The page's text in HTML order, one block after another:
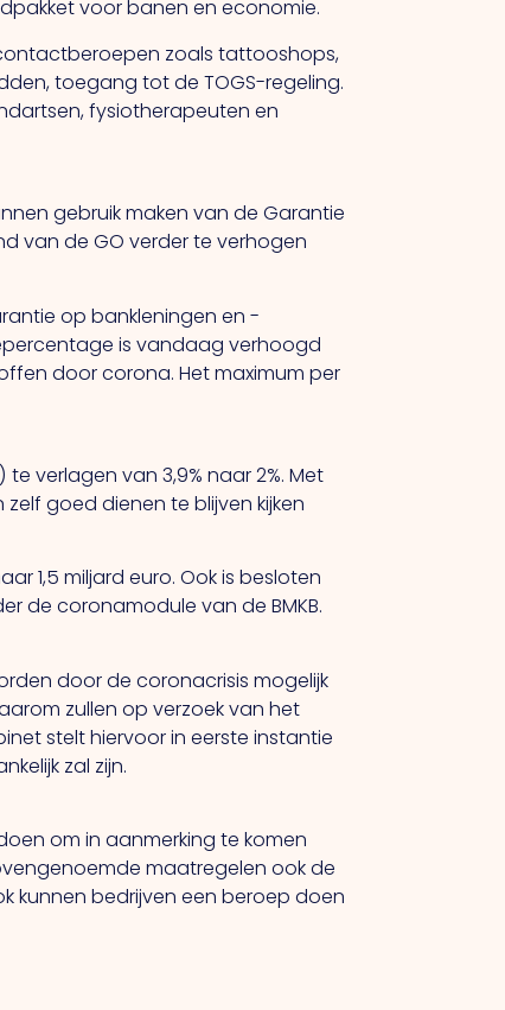
voor banen en economie.
zoals tattooshops,
toegang tot de TOGS-regeling.
fysiotherapeuten en
gebruik maken van de Garantie
van de GO verder te verhogen
op bankleningen en -
is vandaag verhoogd
door corona. Het maximum per
verlagen van 3,9% naar 2%. Met
goed dienen te blijven kijken
1,5 miljard euro. Ook is besloten
de coronamodule van de BMKB.
door de coronacrisis mogelijk
zullen op verzoek van het
stelt hiervoor in eerste instantie
zal zijn.
om in aanmerking te komen
maatregelen ook de
kunnen bedrijven een beroep doen